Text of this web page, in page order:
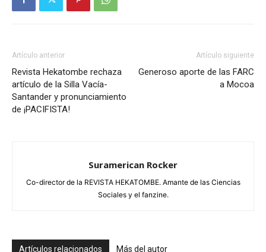
Artículo anterior
Revista Hekatombe rechaza
artículo de la Silla Vacía-
Santander y pronunciamiento
de ¡PACIFISTA!
Artículo siguiente
Generoso aporte de las FARC
a Mocoa
Suramerican Rocker
Co-director de la REVISTA HEKATOMBE. Amante de las Ciencias
Sociales y el fanzine.
Artículos relacionados Más del autor